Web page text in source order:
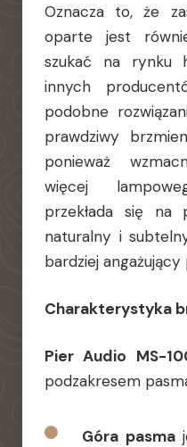
Oznacza to, że
oparte jest
szukać na rynku
innych
podobne
prawdziwy
ponieważ
więcej
przekłada się na
naturalny i
bardziej
Charakterystyka
Pier Audio MS-
podzakresem
Góra pasma